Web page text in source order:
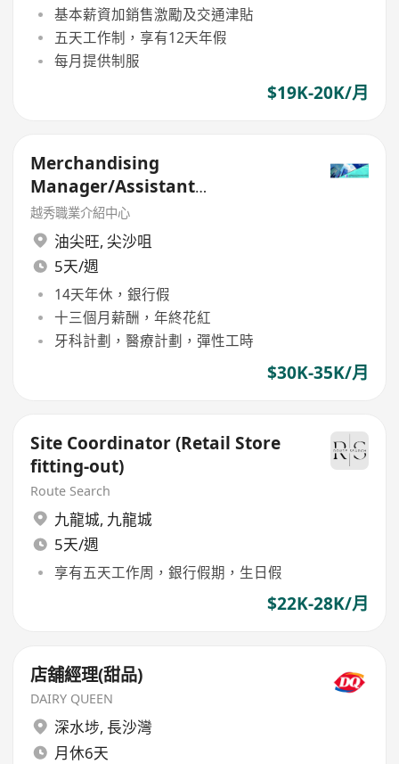
基本薪資加銷售激勵及交通津貼
五天工作制，享有12天年假
每月提供制服
$19K-20K/月
Merchandising
Manager/Assistant
Merchandising Manager
越秀職業介紹中心
油尖旺, 尖沙咀
5天/週
14天年休，銀行假
十三個月薪酬，年終花紅
牙科計劃，醫療計劃，彈性工時
$30K-35K/月
Site Coordinator (Retail Store
fitting-out)
Route Search
九龍城, 九龍城
5天/週
享有五天工作周，銀行假期，生日假
$22K-28K/月
店舖經理(甜品)
DAIRY QUEEN
深水埗, 長沙灣
月休6天